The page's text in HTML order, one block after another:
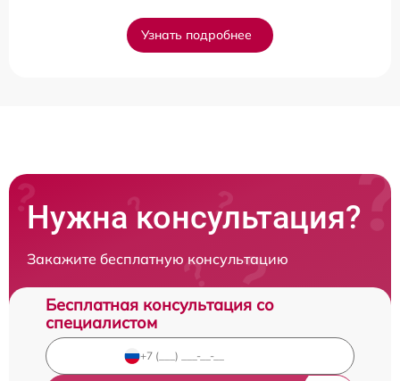
Узнать подробнее
Нужна консультация?
Закажите бесплатную консультацию
Бесплатная консультация со
специалистом